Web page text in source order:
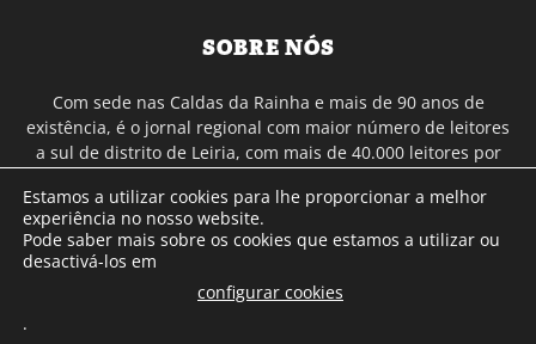
SOBRE NÓS
Com sede nas Caldas da Rainha e mais de 90 anos de
existência, é o jornal regional com maior número de leitores
a sul de distrito de Leiria, com mais de 40.000 leitores por
Continental e assinatura online.
SIGA-NOS
Estamos a utilizar cookies para lhe proporcionar a melhor
experiência no nosso website.
Pode saber mais sobre os cookies que estamos a utilizar ou
desactivá-los em
configurar cookies
.